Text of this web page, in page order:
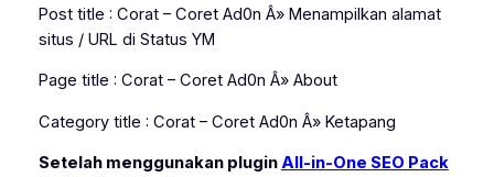
Post title : Corat – Coret Ad0n Â» Menampilkan alamat
situs / URL di Status YM
Page title : Corat – Coret Ad0n Â» About
Category title : Corat – Coret Ad0n Â» Ketapang
Setelah menggunakan pluginAll-in-One SEO Pack